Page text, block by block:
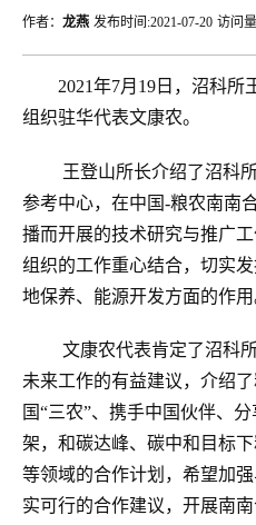
作者：龙燕 发布时间:2021-07-20 访问
2021年7月19日，沼科所
组织驻华代表文康农。
王登山所长介绍了沼科
参考中心，在中国-粮农南南
播而开展的技术研究与推广
组织的工作重心结合，切实
地保养、能源开发方面的作用
文康农代表肯定了沼科
未来工作的有益建议，介绍
国“三农”、携手中国伙伴、
架，和碳达峰、碳中和目标
等领域的合作计划，希望加
实可行的合作建议，开展南南